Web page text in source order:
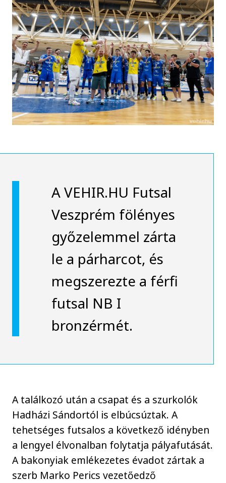
A VEHIR.HU Futsal
Veszprém fölényes
győzelemmel zárta
le a párharcot, és
megszerezte a férfi
futsal NB I
bronzérmét.
A találkozó után a csapat és a szurkolók
Hadházi Sándortól is elbúcsúztak. A
tehetséges futsalos a következő idényben
a lengyel élvonalban folytatja pályafutását.
A bakonyiak emlékezetes évadot zártak a
szerb Marko Perics vezetőedző